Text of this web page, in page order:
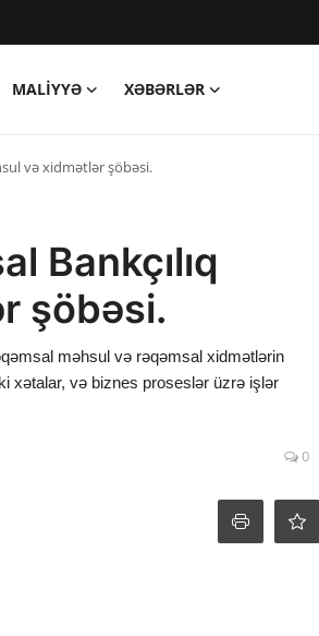
MALIYYƏ
XƏBƏRLƏR
və xidmətlər şöbəsi.
Bankçılıq
şöbəsi.
məhsul və rəqəmsal xidmətlərin
xətalar, və biznes proseslər üzrə işlər
0